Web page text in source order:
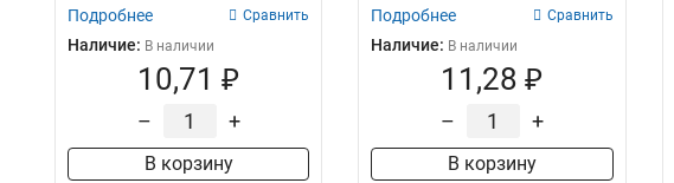
Подробнее Сравнить
Наличие: В наличии
10,71 ₽
– +
В корзину
Подробнее Сравнить
Наличие: В наличии
11,28 ₽
– +
В корзину